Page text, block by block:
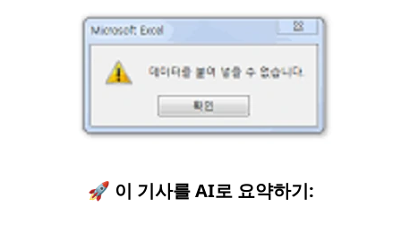
🚀 이 기사를 AI로 요약하기: